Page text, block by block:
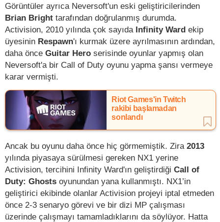
Görüntüler ayrıca Neversoft'un eski geliştiricilerinden
Brian Bright tarafından doğrulanmış durumda.
Activision, 2010 yılında çok sayıda Infinity Ward ekip
üyesinin Respawn'ı kurmak üzere ayrılmasının ardından,
daha önce Guitar Hero serisinde oyunlar yapmış olan
Neversoft'a bir Call of Duty oyunu yapma şansı vermeye
karar vermişti.
Riot Games'in Twitch
rakibi başlamadan
sonlandı
Ancak bu oyunu daha önce hiç görmemiştik. Zira 2013
yılında piyasaya sürülmesi gereken NX1 yerine
Activision, tercihini Infinity Ward'ın geliştirdiği Call of
Duty: Ghosts oyunundan yana kullanmıştı. NX1’in
geliştirici ekibinde olanlar Activision projeyi iptal etmeden
önce 2-3 senaryo görevi ve bir dizi MP çalışması
üzerinde çalışmayı tamamladıklarını da söylüyor. Hatta